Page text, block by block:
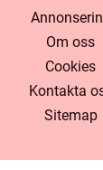
Om oss
Cookies
Kontakta
Sitemap